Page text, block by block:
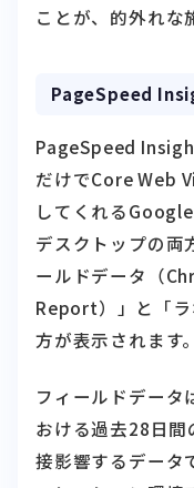
PageSpeed
してくれるGoogle
デスクトップの両
ールドデータ（
Report）」と「
方が表示されます
フィールドデータ
接影響するデータ
ュレーション環境
ちます。まずはフ